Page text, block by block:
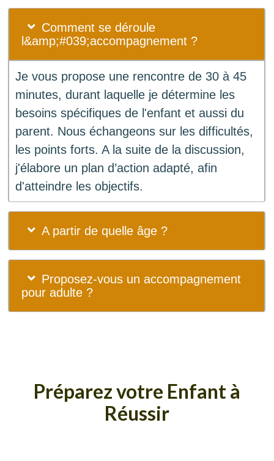
Comment se déroule
l&amp;#039;accompagnement ?
Je vous propose une rencontre de 30 à 45
minutes, durant laquelle je détermine les
besoins spécifiques de l'enfant et aussi du
parent. Nous échangeons sur les difficultés,
les points forts. A la suite de la discussion,
j'élabore un plan d’action adapté, afin
d'atteindre les objectifs.
A partir de quelle âge ?
Proposez-vous un accompagnement
pour adulte ?
Préparez votre Enfant à
Réussir